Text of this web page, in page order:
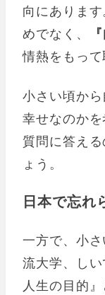
向にありま
めでなく、
情熱をもって
小さい頃か
幸せなのか
質問に答え
ょう。
日本で忘れ
一方で、小
流大学、し
人生の目的